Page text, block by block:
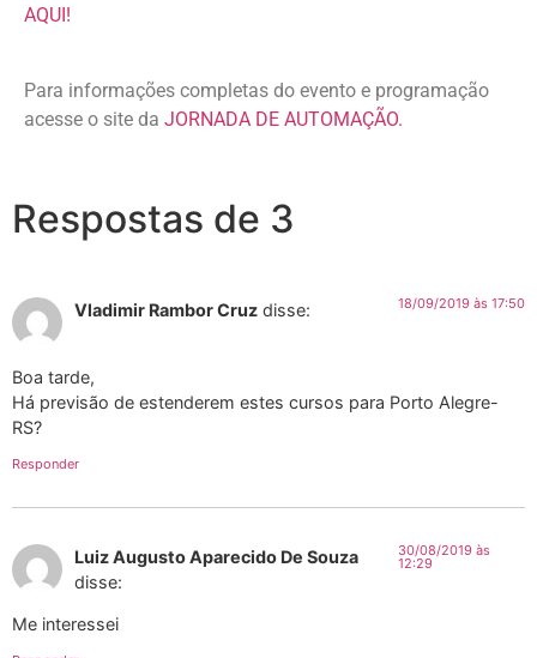
AQUI!
Para informações completas do evento e programação
acesse o site da JORNADA DE AUTOMAÇÃO.
Respostas de 3
Vladimir Rambor Cruz disse: 18/09/2019 às 17:50
Boa tarde,
Há previsão de estenderem estes cursos para Porto Alegre-
RS?
Responder
Luiz Augusto Aparecido De Souza
disse:
30/08/2019 às
12:29
Me interessei